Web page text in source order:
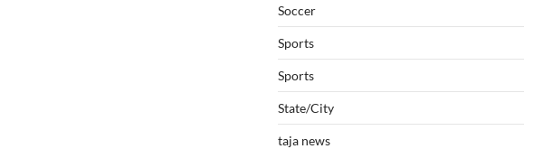
Soccer
Sports
Sports
State/City
taja news